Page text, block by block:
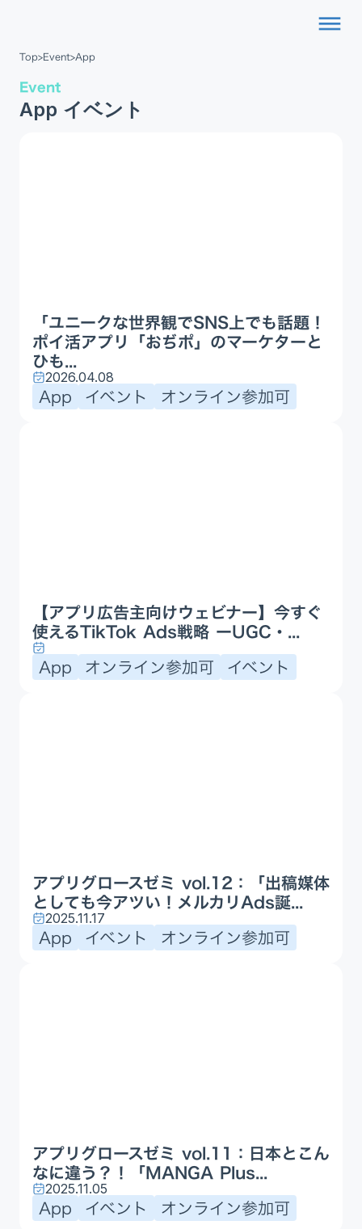
dehaze
Top>Event>App
Event
App イベント
「ユニークな世界観でSNS上でも話題！
ポイ活アプリ「おぢポ」のマーケターと
ひも...
2026.04.08
App イベント オンライン参加可
【アプリ広告主向けウェビナー】今すぐ
使えるTikTok Ads戦略 ーUGC・...
App オンライン参加可 イベント
アプリグロースゼミ vol.12：「出稿媒体
としても今アツい！メルカリAds誕...
2025.11.17
App イベント オンライン参加可
アプリグロースゼミ vol.11：日本とこん
なに違う？！「MANGA Plus...
2025.11.05
App イベント オンライン参加可